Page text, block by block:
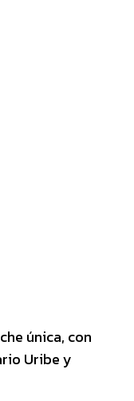
única, con
Uribe y